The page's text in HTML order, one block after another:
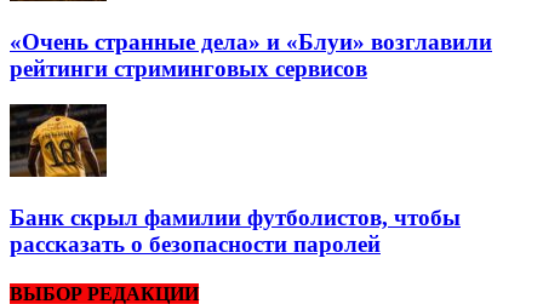
«Очень странные дела» и «Блуи» возглавили
рейтинги стриминговых сервисов
Банк скрыл фамилии футболистов, чтобы
рассказать о безопасности паролей
ВЫБОР РЕДАКЦИИ